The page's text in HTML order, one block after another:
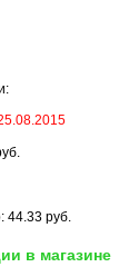
44.33 руб.
в магазине